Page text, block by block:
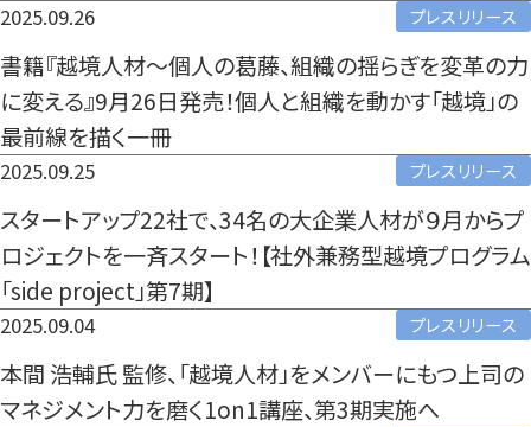
2025.09.26 プレスリリース
書籍『越境人材〜個人の葛藤、組織の揺らぎを変革の力
に変える』9月26日発売！個人と組織を動かす「越境」の
最前線を描く一冊
2025.09.25 プレスリリース
スタートアップ22社で、34名の大企業人材が９月からプ
ロジェクトを一斉スタート！【社外兼務型越境プログラム
「side project」第7期】
2025.09.04 プレスリリース
本間 浩輔氏 監修、「越境人材」をメンバーにもつ上司の
マネジメント力を磨く1on1講座、第3期実施へ